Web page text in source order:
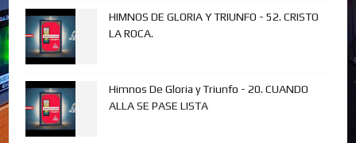
HIMNOS DE GLORIA Y TRIUNFO - 52. CRISTO
LA ROCA.
Himnos De Gloria y Triunfo - 20. CUANDO
ALLA SE PASE LISTA